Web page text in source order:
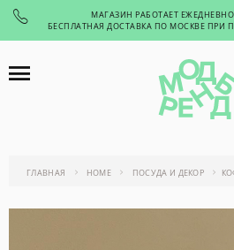
МАГАЗИН РАБОТАЕТ ЕЖЕДНЕВНО
БЕСПЛАТНАЯ ДОСТАВКА ПО МОСКВЕ ПРИ
ГЛАВНАЯ HOME ПОСУДА И ДЕКОР